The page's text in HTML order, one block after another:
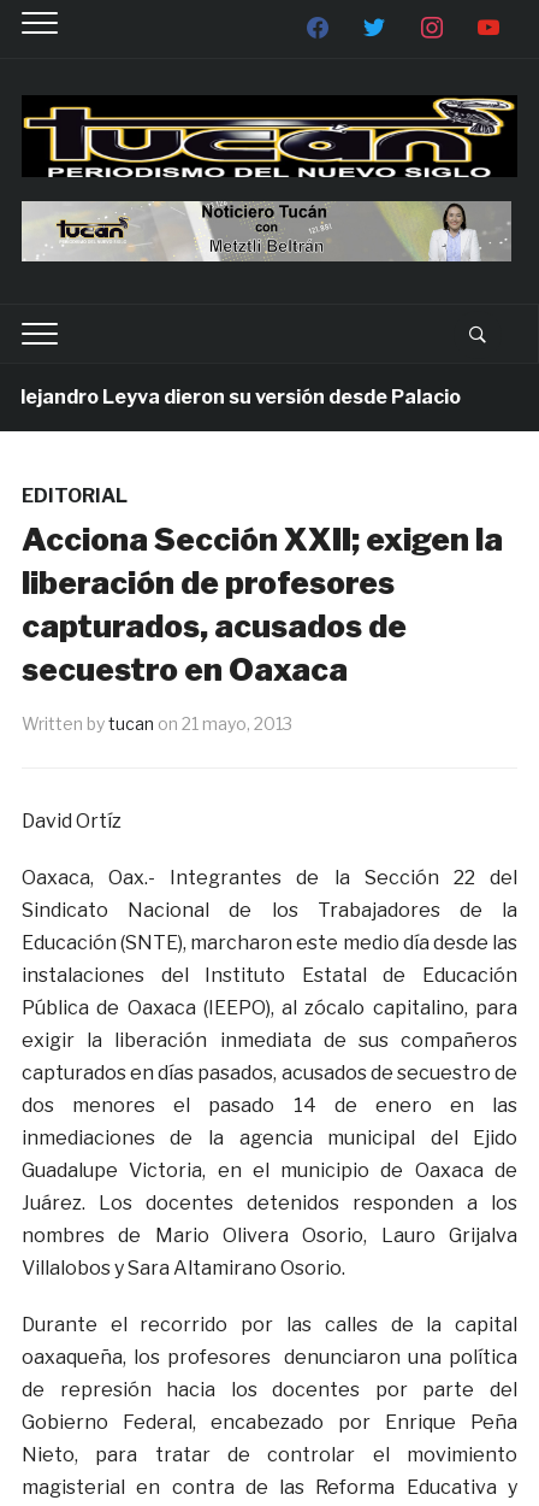
Leyva dieron su versión desde Palacio
EDITORIAL
Acciona Sección XXII; exigen la
liberación de profesores
capturados, acusados de
secuestro en Oaxaca
Written bytucan on 21 mayo, 2013
David Ortíz
Oaxaca, Oax.- Integrantes de la Sección 22 del
Sindicato Nacional de los Trabajadores de la
Educación (SNTE), marcharon este medio día desde las
instalaciones del Instituto Estatal de Educación
Pública de Oaxaca (IEEPO), al zócalo capitalino, para
exigir la liberación inmediata de sus compañeros
capturados en días pasados, acusados de secuestro de
dos menores el pasado 14 de enero en las
inmediaciones de la agencia municipal del Ejido
Guadalupe Victoria, en el municipio de Oaxaca de
Juárez. Los docentes detenidos responden a los
nombres de Mario Olivera Osorio, Lauro Grijalva
Villalobos y Sara Altamirano Osorio.
Durante el recorrido por las calles de la capital
oaxaqueña, los profesores denunciaron una política
de represión hacia los docentes por parte del
Gobierno Federal, encabezado por Enrique Peña
Nieto, para tratar de controlar el movimiento
magisterial en contra de las Reforma Educativa y